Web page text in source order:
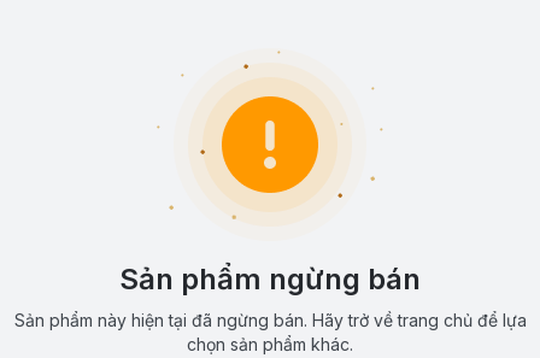
Sản phẩm ngừng bán
Sản phẩm này hiện tại đã ngừng bán. Hãy trở về trang chủ để lựa
chọn sản phẩm khác.